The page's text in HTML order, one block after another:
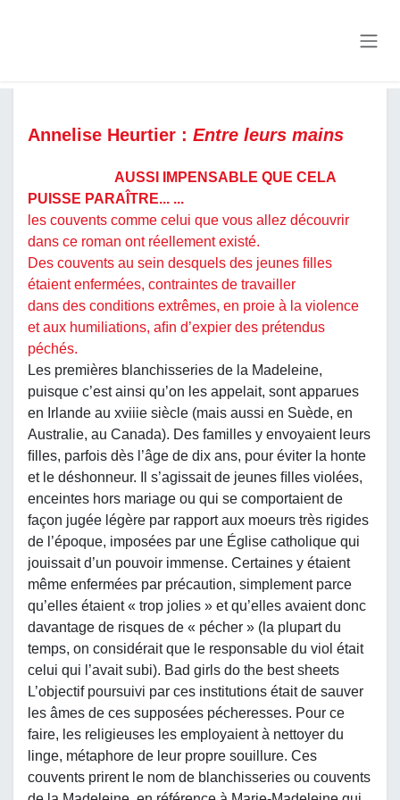
Annelise Heurtier : Entre leurs mains
AUSSI IMPENSABLE QUE CELA
PUISSE PARAÎTRE... ...
les couvents comme celui que vous allez découvrir
dans ce roman ont réellement existé.
Des couvents au sein desquels des jeunes ﬁlles
étaient enfermées, contraintes de travailler
dans des conditions extrêmes, en proie à la violence
et aux humiliations, aﬁn d’expier des prétendus
péchés.
Les premières blanchisseries de la Madeleine,
puisque c’est ainsi qu’on les appelait, sont apparues
en Irlande au xviiie siècle (mais aussi en Suède, en
Australie, au Canada). Des familles y envoyaient leurs
ﬁlles, parfois dès l’âge de dix ans, pour éviter la honte
et le déshonneur. Il s’agissait de jeunes ﬁlles violées,
enceintes hors mariage ou qui se comportaient de
façon jugée légère par rapport aux moeurs très rigides
de l’époque, imposées par une Église catholique qui
jouissait d’un pouvoir immense. Certaines y étaient
même enfermées par précaution, simplement parce
qu’elles étaient « trop jolies » et qu’elles avaient donc
davantage de risques de « pécher » (la plupart du
temps, on considérait que le responsable du viol était
celui qui l’avait subi). Bad girls do the best sheets
L’objectif poursuivi par ces institutions était de sauver
les âmes de ces supposées pécheresses. Pour ce
faire, les religieuses les employaient à nettoyer du
linge, métaphore de leur propre souillure. Ces
couvents prirent le nom de blanchisseries ou couvents